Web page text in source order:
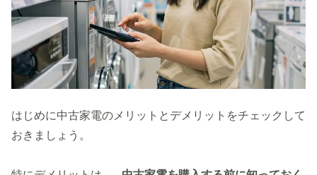
はじめに中古家電のメリットとデメリットをチェックして
おきましょう。